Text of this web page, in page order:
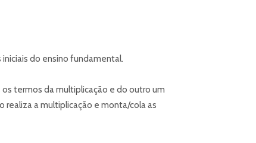
do ensino fundamental.
termos da multiplicação e do outro um
a multiplicação e monta/cola as